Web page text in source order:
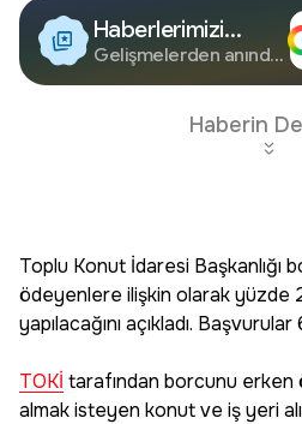
Haberlerimizi
Google'da Takip
Edin
Gelişmelerden anında
Haberin
Toplu Konut İdaresi Başkanlığı
ödeyenlere ilişkin olarak yüzde
yapılacağını açıkladı.
TOKİ tarafından borcunu
almak isteyen konut ve iş yeri